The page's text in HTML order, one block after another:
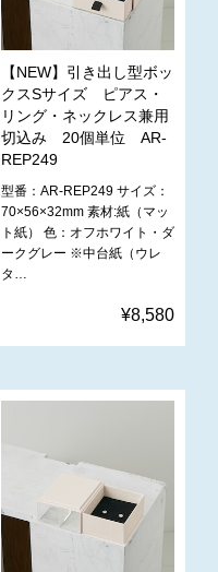
【NEW】引き出し型ボッ
クスSサイズ ピアス・
リング・ネックレス兼用
切込み 20個単位 AR-
REP249
型番：AR-REP249 サイズ：
70×56×32mm 素材:紙（マッ
ト紙） 色：オフホワイト・ダ
ークグレー ※中台紙（ウレ
タ…
¥8,580